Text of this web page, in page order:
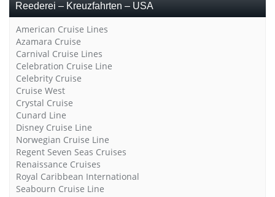
Reederei – Kreuzfahrten – USA
American Cruise Lines
Azamara Cruise
Carnival Cruise Lines
Celebration Cruise Line
Celebrity Cruise
Cruise West
Crystal Cruise
Cunard Line
Disney Cruise Line
Norwegian Cruise Line
Regent Seven Seas Cruises
Renaissance Cruises
Royal Caribbean International
Seabourn Cruise Line